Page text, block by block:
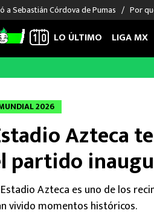
a Sebastián Córdova de Pumas Por
FUT INTERNACIONAL
Las Noticias
Selección Mexicana
Champions League
Europa League
Real Madrid
Barcelona
LO ÚLTIMO LIGA MX
2026
Azteca
partido
Azteca es uno de los
vivido momentos históricos.